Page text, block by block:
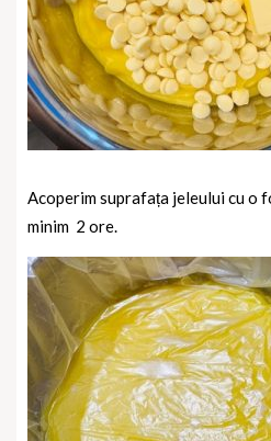
Acoperim suprafața jeleului cu o
minim 2 ore.